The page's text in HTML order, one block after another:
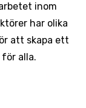
inom
har olika
att skapa ett
alla.